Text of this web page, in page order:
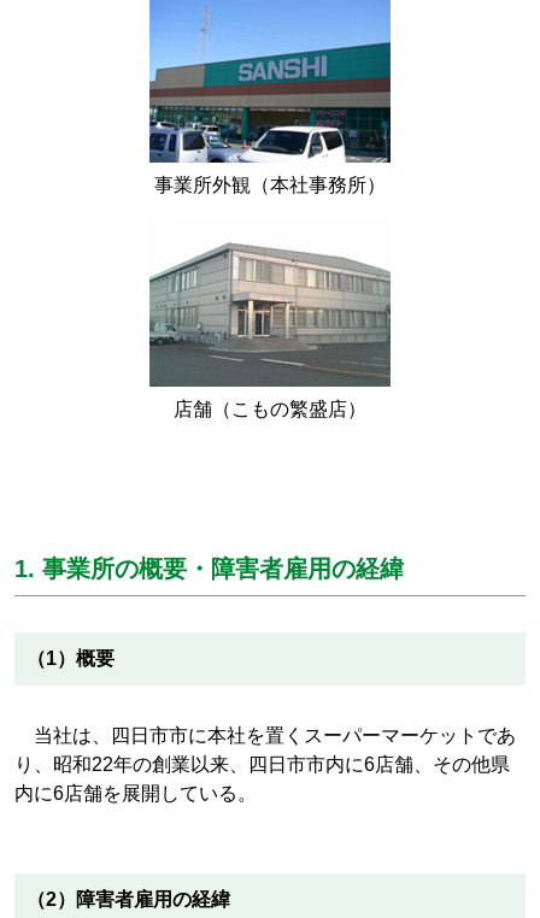
事業所外観（本社事務所）
店舗（こもの繁盛店）
1. 事業所の概要・障害者雇用の経緯
（1）概要
当社は、四日市市に本社を置くスーパーマーケットであ
り、昭和22年の創業以来、四日市市内に6店舗、その他県
内に6店舗を展開している。
（2）障害者雇用の経緯